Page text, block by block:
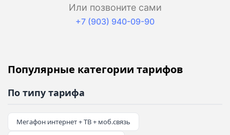
Или позвоните сами
+7 (903) 940-09-90
Популярные категории тарифов
По типу тарифа
Мегафон интернет + ТВ + моб.связь